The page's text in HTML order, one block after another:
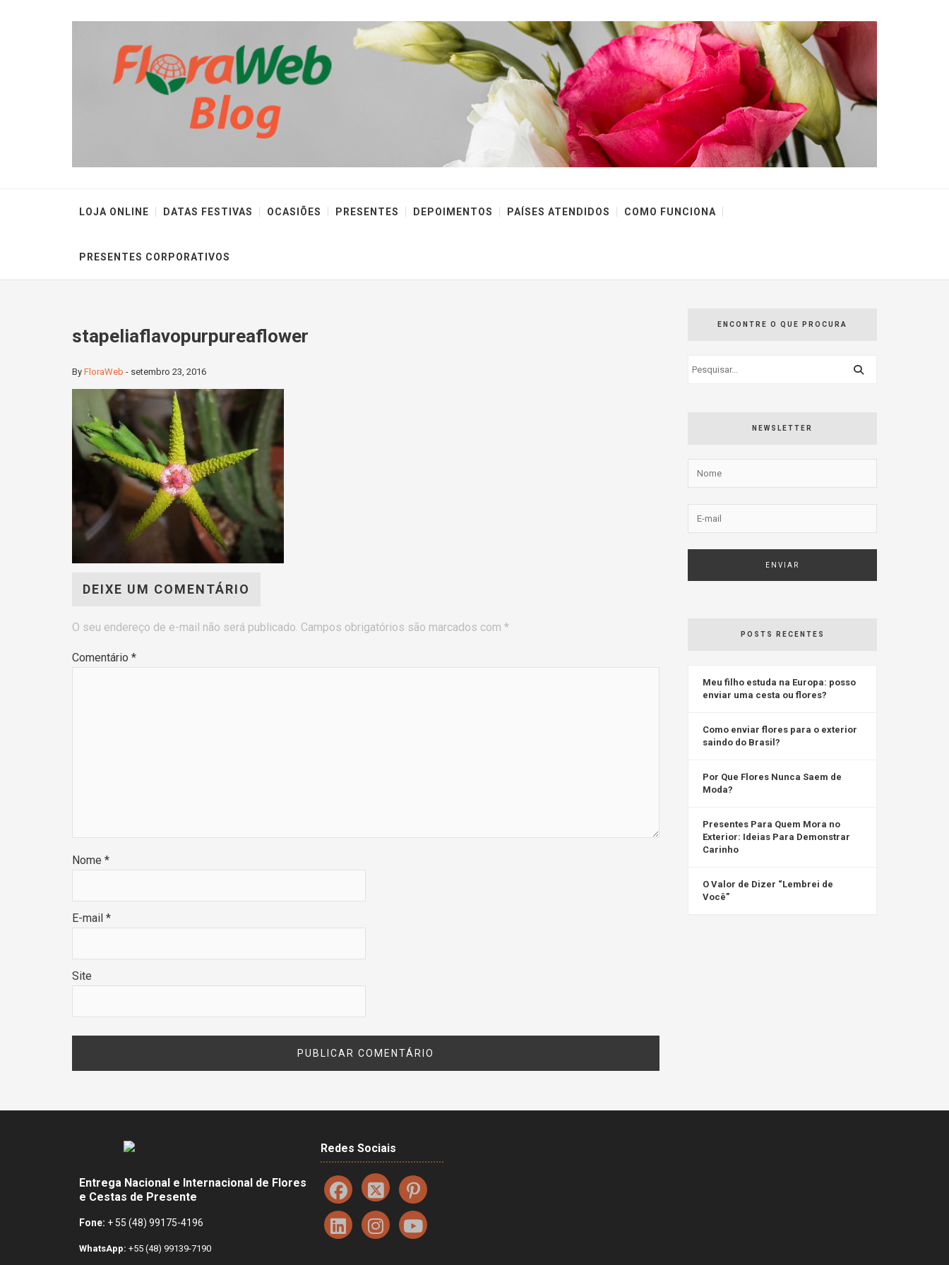
LOJA ONLINE DATAS FESTIVAS OCASIÕES PRESENTES DEPOIMENTOS PAÍSES ATENDIDOS COMO FUNCIONA
PRESENTES CORPORATIVOS
stapeliaflavopurpureaflower
By FloraWeb - setembro 23, 2016
DEIXE UM COMENTÁRIO
O seu endereço de e-mail não será publicado. Campos obrigatórios são marcados com *
Comentário *
Nome *
E-mail *
Site
ENCONTRE O QUE PROCURA
NEWSLETTER
POSTS RECENTES
Meu filho estuda na Europa: posso
enviar uma cesta ou flores?
Como enviar flores para o exterior
saindo do Brasil?
Por Que Flores Nunca Saem de
Moda?
Presentes Para Quem Mora no
Exterior: Ideias Para Demonstrar
Carinho
O Valor de Dizer “Lembrei de
Você”
Entrega Nacional e Internacional de Flores
e Cestas de Presente
Fone: + 55 (48) 99175-4196
WhatsApp: +55 (48) 99139-7190
Redes Sociais